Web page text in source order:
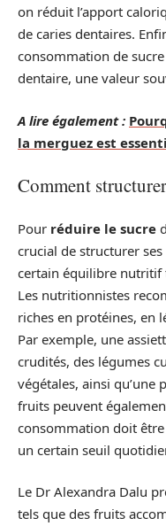
on réduit l’apport
de caries dentaires.
consommation de
dentaire, une valeur
A lire également :
la merguez est
Comment
Pour réduire le sucre
crucial de structurer
certain équilibre nutritif
Les nutritionnistes
riches en protéines, en
Par exemple, une
crudités, des légumes
végétales, ainsi qu’une
fruits peuvent
consommation doit
un certain seuil
Le Dr Alexandra Dalu
tels que des fruits